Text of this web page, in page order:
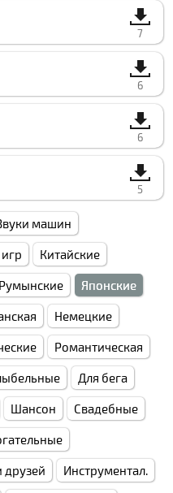
7
6
6
5
машин
Китайские
Румынские Японские
Немецкие
Романтическая
Для бега
Шансон Свадебные
друзей Инструментал.